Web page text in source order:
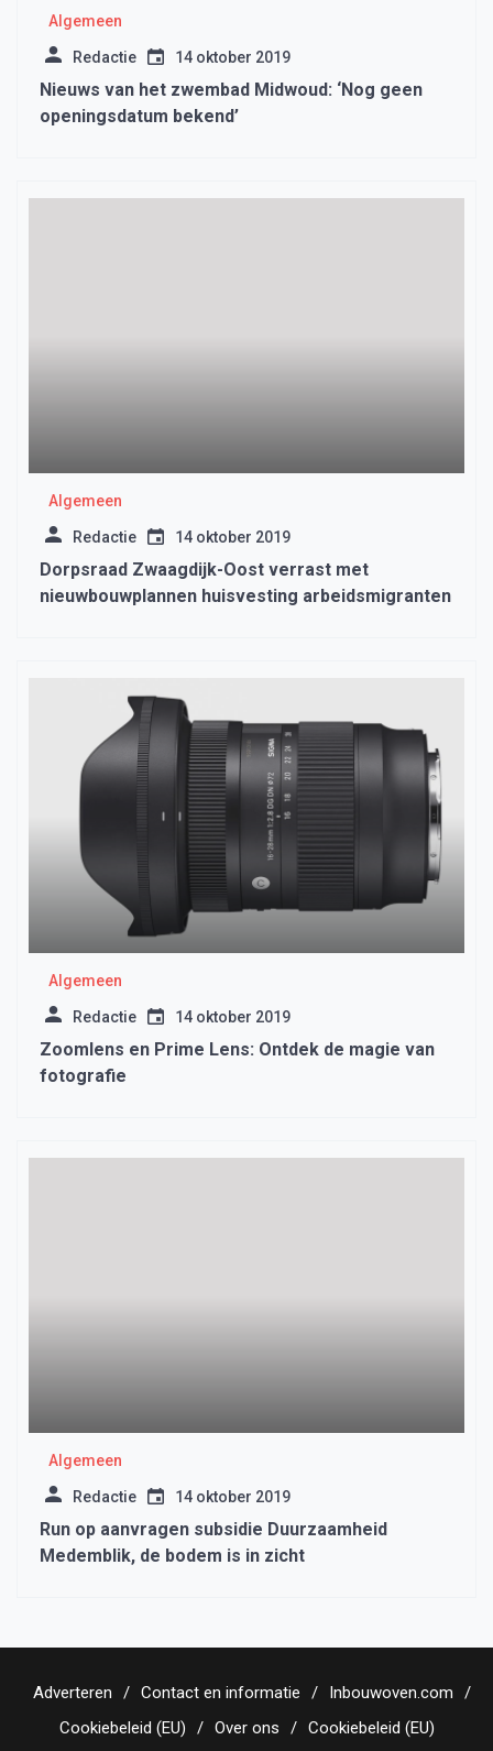
Algemeen
Redactie 14 oktober 2019
Nieuws van het zwembad Midwoud: ‘Nog geen
openingsdatum bekend’
Algemeen
Redactie 14 oktober 2019
Dorpsraad Zwaagdijk-Oost verrast met
nieuwbouwplannen huisvesting arbeidsmigranten
Algemeen
Redactie 14 oktober 2019
Zoomlens en Prime Lens: Ontdek de magie van
fotografie
Algemeen
Redactie 14 oktober 2019
Run op aanvragen subsidie Duurzaamheid
Medemblik, de bodem is in zicht
Adverteren Contact en informatie
Inbouwoven.com
Cookiebeleid (EU)
Over ons Cookiebeleid (EU)